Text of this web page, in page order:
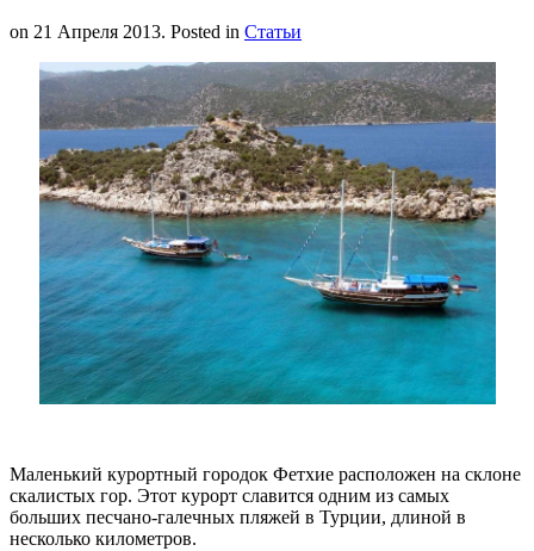
on 21 Апреля 2013. Posted in Статьи
Маленький курортный городок Фетхие расположен на склоне
скалистых гор. Этот курорт славится одним из самых
больших песчано-галечных пляжей в Турции, длиной в
несколько километров.